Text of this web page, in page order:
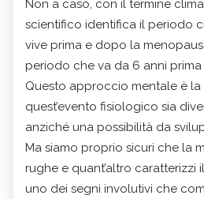
Non a caso, con il termine
scientifico identifica il periodo
vive prima e dopo la
periodo che va da 6 anni
Questo approccio mentale è
quest’evento fisiologico sia
anziché una possibilità da
Ma siamo proprio sicuri che la
rughe e quant’altro caratterizzi
uno dei segni involutivi che